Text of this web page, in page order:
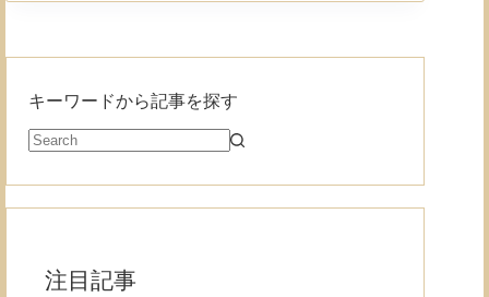
キーワードから記事を探す
注目記事